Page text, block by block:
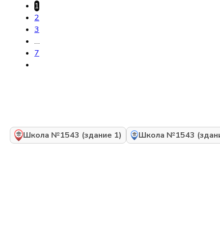
1
2
3
…
7
Школа №1543 (здание 1) Школа №1543